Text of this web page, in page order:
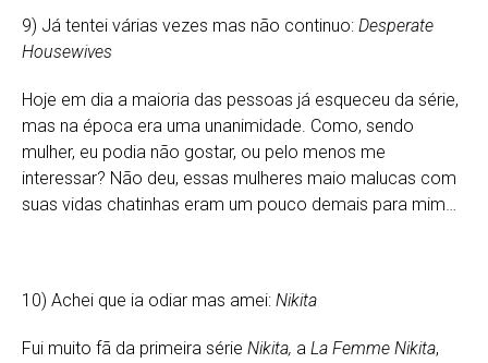
9) Já tentei várias vezes mas não continuo: Desperate
Housewives
Hoje em dia a maioria das pessoas já esqueceu da série,
mas na época era uma unanimidade. Como, sendo
mulher, eu podia não gostar, ou pelo menos me
interessar? Não deu, essas mulheres maio malucas com
suas vidas chatinhas eram um pouco demais para mim…
10) Achei que ia odiar mas amei: Nikita
Fui muito fã da primeira série Nikita, a La Femme Nikita,